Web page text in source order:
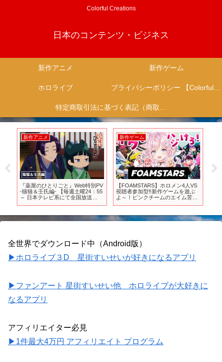
Colorful Creations
日本のコンテンツ・ビジネス
新作アニメ 新作ゲーム
ホロライブ プライバシーポリシー 【Colorful Creation】
特定商取引法に基づく表記（商取引に関する開示）
新作アニメ
『範馬刃牙VSケンガンアシュラ』
オープニング映像 – Netflix
新作アニメ
『北斗の拳』アニメキャスト解禁
PV!!｜“FIST OF THE NORTH
STAR: HOKUTO NO KEN” Anime
全世界でダウンロード中（Android版）
▶ホロライブ３D 星街すいせいが好きになるアプリ
▶ファンアート 星街すいせい他 ホロライブが大好きに
なるアプリ
アフィリエイター必見
▶1件最大4万円 アフィリエイト プログラム